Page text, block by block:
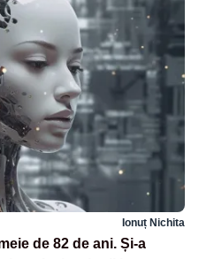
Ionuț Nichita
de 82 de ani. Și-a